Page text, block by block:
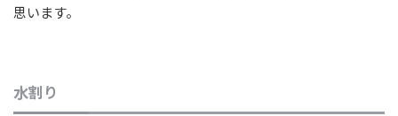
思います。
水割り